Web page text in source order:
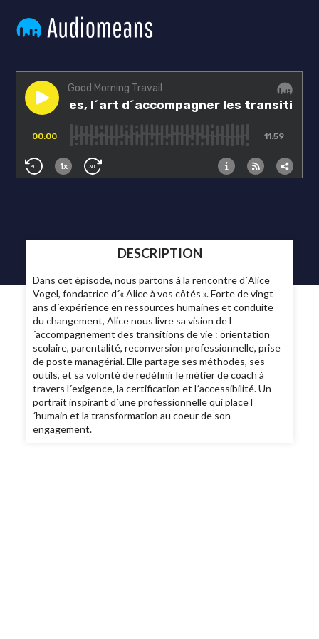
DESCRIPTION
Dans cet épisode, nous partons à la rencontre d´Alice
Vogel, fondatrice d´« Alice à vos côtés ». Forte de vingt
ans d´expérience en ressources humaines et conduite
du changement, Alice nous livre sa vision de l
´accompagnement des transitions de vie : orientation
scolaire, parentalité, reconversion professionnelle, prise
de poste managérial. Elle partage ses méthodes, ses
outils, et sa volonté de redéfinir le métier de coach à
travers l´exigence, la certification et l´accessibilité. Un
portrait inspirant d´une professionnelle qui place l
´humain et la transformation au coeur de son
engagement.